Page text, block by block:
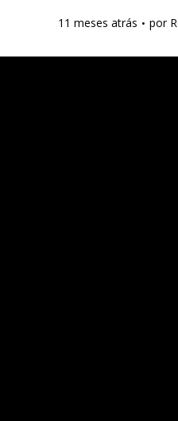
11 meses atrás por